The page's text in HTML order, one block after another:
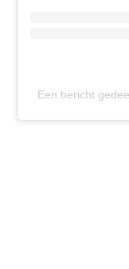
Een bericht